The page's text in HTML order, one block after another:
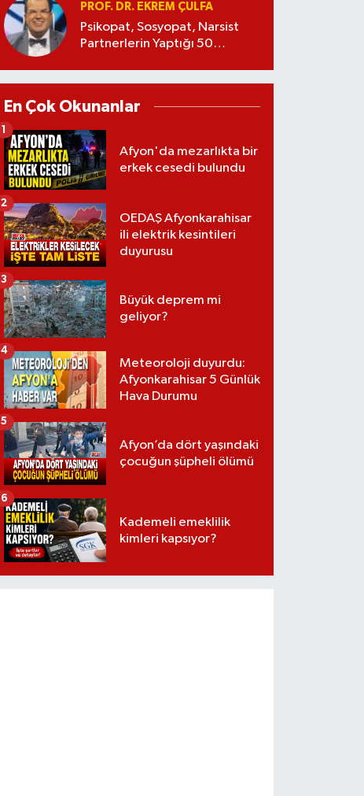
PROF. DR. EKREM ÇULFA
Psikopat, Sosyopat, Narsist
Partnerlerin Yaptığı 50
En Çok Okunanlar
Afyon'da mezarlıkta bir
erkek cesedi bulundu
1
OEDAŞ Afyonkarahisar
ili elektrik kesintileri
duyurusu
2
Büyük deprem mi
geliyor?
3
Meteoroloji duyurdu:
Afyonkarahisar 5 Günlük
Hava Durumu
4
Afyon’da dört yaşındaki
çocuğun şüpheli ölümü
5
Kademeli emeklilik
kimleri kapsıyor?
6